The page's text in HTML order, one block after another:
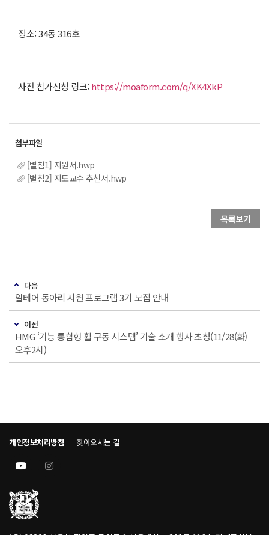
장소: 34동 316호
사전 참가신청 링크: https://moaform.com/q/XK4XkP
[별첨1] 지원서.hwp
[별첨2] 지도교수 추천서.hwp
목록보기
다음
알테어 동아리 지원 프로그램 3기 모집 안내
이전
HMG ‘기능 통합형 휠 구동 시스템’ 기술 소개 행사 초청(11/28(화)
오후2시)
개인정보처리방침 찾아오시는 길